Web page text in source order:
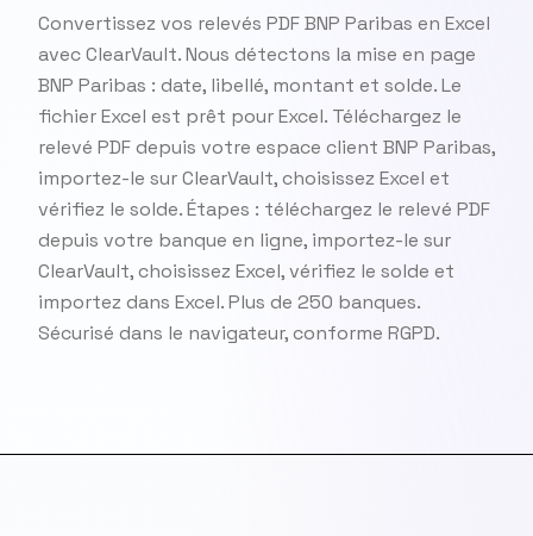
Convertissez vos relevés PDF BNP Paribas en Excel
avec ClearVault. Nous détectons la mise en page
BNP Paribas : date, libellé, montant et solde. Le
fichier Excel est prêt pour Excel. Téléchargez le
relevé PDF depuis votre espace client BNP Paribas,
importez-le sur ClearVault, choisissez Excel et
vérifiez le solde. Étapes : téléchargez le relevé PDF
depuis votre banque en ligne, importez-le sur
ClearVault, choisissez Excel, vérifiez le solde et
importez dans Excel. Plus de 250 banques.
Sécurisé dans le navigateur, conforme RGPD.